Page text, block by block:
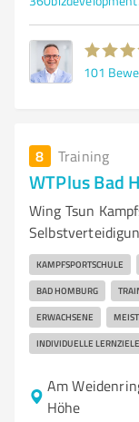
101
8 Training
WTPlus Bad
Wing Tsun
KAMPFSPORTSCHULE
BAD HOMBURG
ERWACHSENE
INDIVIDUELLE LERNZIELE
Am
Höhe